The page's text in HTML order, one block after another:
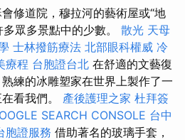
修道院，穆拉河的藝術屋或“地
眾多景點中的少數。 散光 天母
士林撥筋療法 北部眼科權威 冷
療程 台胞證台北 在舒適的文藝復
練的冰雕塑家在世界上製作了一
看我們。 產後護理之家 杜拜簽
SEARCH CONSOLE 台中
胞證服務 借助著名的玻璃手套，